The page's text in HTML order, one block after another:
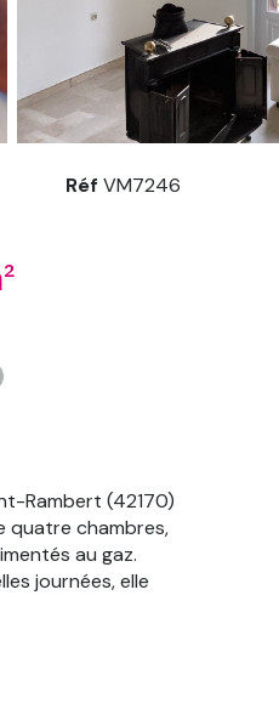
123 m²
Réf VM7246
Rambert (42170)
quatre chambres,
au gaz.
journées, elle
Maternelle